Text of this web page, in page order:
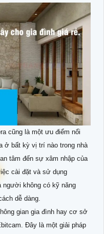
cũng là một ưu điểm nổi
ở bất kỳ vị trí nào trong nhà
tâm đến sự xâm nhập của
cài đặt và sử dụng
người không có kỹ năng
dễ dàng.
gian gia đình hay cơ sở
Đây là một giải pháp